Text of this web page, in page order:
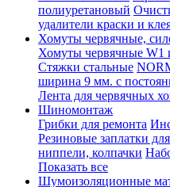
полиуретановый
удалители краски и
Хомуты червячные,
Хомуты червячные W1
Стяжки стальные
ширина 9 мм. с
Лента для червячных
Шиномонтаж
Грибки для ремонта
Резиновые заплатки
ниппели, колпачки
Показать все
Шумоизоляционные